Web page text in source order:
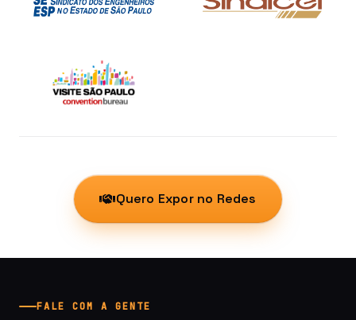
Quero Expor no Redes
FALE COM A GENTE